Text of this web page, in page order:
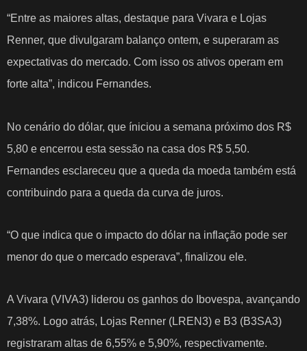
“Entre as maiores altas, destaque para Vivara e Lojas
Renner, que divulgaram balanço ontem, e superaram as
expectativas do mercado. Com isso os ativos operam em
forte alta”, indicou Fernandes.
No cenário do dólar, que íniciou a semana próximo dos R$
5,80 e encerrou esta sessão na casa dos R$ 5,50.
Fernandes esclareceu que a queda da moeda também está
contribuindo para a queda da curva de juros.
“O que indica que o impacto do dólar na inflação pode ser
menor do que o mercado esperava”, finalizou ele.
A Vivara (VIVA3) liderou os ganhos do Ibovespa, avançando
7,38%. Logo atrás, Lojas Renner (LREN3) e B3 (B3SA3)
registraram altas de 6,55% e 5,90%, respectivamente.